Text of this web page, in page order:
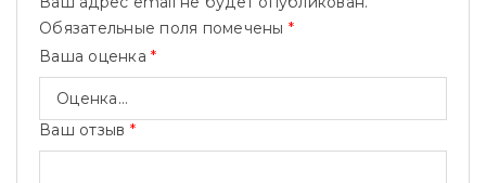
Обязательные поля помечены *
Ваша оценка *
Ваш отзыв *